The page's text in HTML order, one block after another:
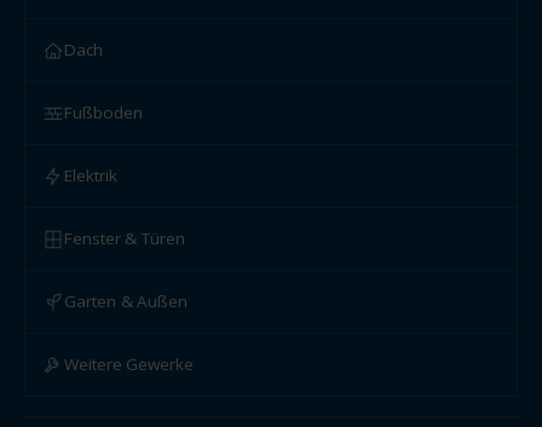
Dach
Fußboden
Elektrik
Fenster & Türen
Garten & Außen
Weitere Gewerke